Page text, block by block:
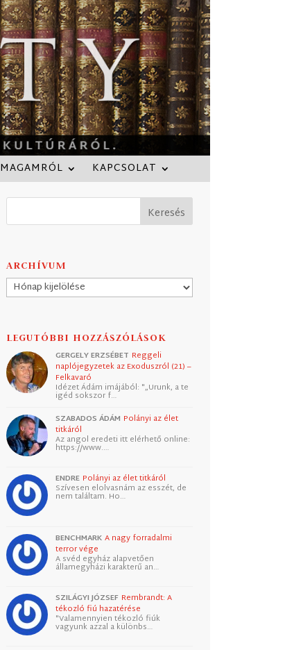
MAGAMRÓL KAPCSOLAT
ARCHÍVUM
Archívum
LEGUTÓBBI HOZZÁSZÓLÁSOK
GERGELY ERZSÉBET Reggeli
naplójegyzetek az Exoduszról (21) –
Felkavaró
Idézet Ádám imájából: "„Urunk, a te
igéd sokszor f…
SZABADOS ÁDÁM Polányi az élet
titkáról
Az angol eredeti itt elérhető online:
https://www.…
ENDRE Polányi az élet titkáról
Szívesen elolvasnám az esszét, de
nem találtam. Ho…
BENCHMARK A nagy forradalmi
terror vége
A svéd egyház alapvetően
államegyházi karakterű an…
SZILÁGYI JÓZSEF Rembrandt: A
tékozló fiú hazatérése
"Valamennyien tékozló fiúk
vagyunk azzal a különbs…